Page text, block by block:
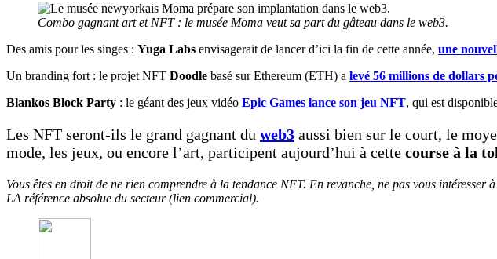
Combo gagnant art et NFT : le musée Moma veut sa part du gâteau dans le web3.
Des amis pour les singes : Yuga Labs envisagerait de lancer d’ici la fin de cette année, une
Un branding fort : le projet NFT Doodle basé sur Ethereum (ETH) a levé 56 millions de dollars
Blankos Block Party : le géant des jeux vidéo Epic Games lance son jeu NFT, qui est
Les NFT seront-ils le grand gagnant du web3 aussi bien sur le court, le
mode, les jeux, ou encore l’art, participent aujourd’hui à cette course à la
Vous êtes en droit de ne rien comprendre à la tendance NFT. En revanche, ne pas vous
LA référence absolue du secteur (lien commercial).